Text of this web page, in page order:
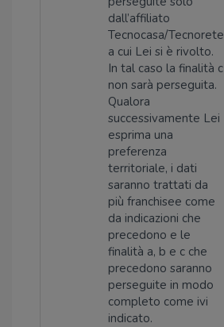
dall’affiliato
Tecnocasa/Tecnorete
a cui Lei si è rivolto.
In tal caso la finalità c
non sarà perseguita.
Qualora
successivamente Lei
esprima una
preferenza
territoriale, i dati
saranno trattati da
più franchisee come
da indicazioni che
precedono e le
finalità a, b e c che
precedono saranno
perseguite in modo
completo come ivi
indicato.